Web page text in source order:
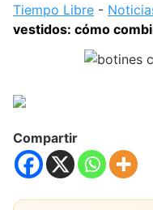
Tiempo Libre -
vestidos: cómo
Compartir